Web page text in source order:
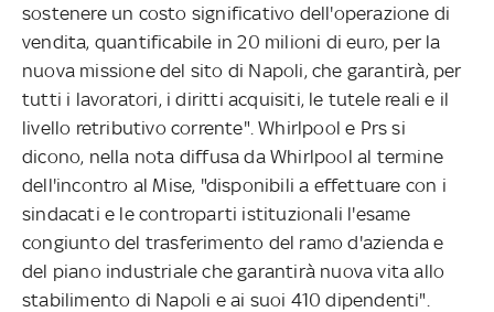
sostenere un costo significativo dell'operazione di
vendita, quantificabile in 20 milioni di euro, per la
nuova missione del sito di Napoli, che garantirà, per
tutti i lavoratori, i diritti acquisiti, le tutele reali e il
livello retributivo corrente". Whirlpool e Prs si
dicono, nella nota diffusa da Whirlpool al termine
dell'incontro al Mise, "disponibili a effettuare con i
sindacati e le controparti istituzionali l'esame
congiunto del trasferimento del ramo d'azienda e
del piano industriale che garantirà nuova vita allo
stabilimento di Napoli e ai suoi 410 dipendenti".